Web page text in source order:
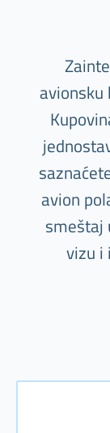
avionsku
avion
smeštaj
vizu i